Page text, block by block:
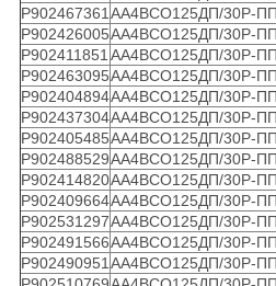
Р902467361 АА4ВСО125ДП/30Р-
Р902426005АА4ВСО125ДП/30Р-
Р902411851 АА4ВСО125ДП/30Р-
Р902463095АА4ВСО125ДП/30Р-
Р902404894АА4ВСО125ДП/30Р-
Р902437304АА4ВСО125ДП/30Р-
Р902405485АА4ВСО125ДП/30Р-
Р902488529АА4ВСО125ДП/30Р-
Р902414820АА4ВСО125ДП/30Р-
Р902409664АА4ВСО125ДП/30Р-
Р902531297АА4ВСО125ДП/30Р-
Р902491566АА4ВСО125ДП/30Р-
Р902490951 АА4ВСО125ДП/30Р-